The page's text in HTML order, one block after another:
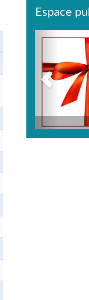
Espace